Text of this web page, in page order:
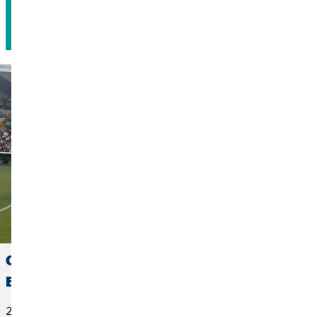
OVB España se suma a la visibilización de la
ELA en Cáceres
22 de junio de 2026